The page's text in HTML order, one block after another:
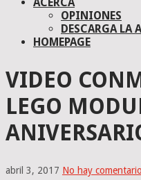
OPINIONES
DESCARGA LA
HOMEPAGE
VIDEO
LEGO
abril 3, 2017 No hay